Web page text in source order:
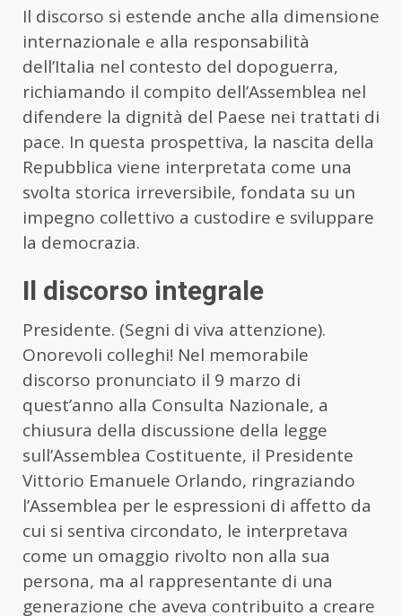
Il discorso si estende anche alla dimensione
internazionale e alla responsabilità
dell’Italia nel contesto del dopoguerra,
richiamando il compito dell’Assemblea nel
difendere la dignità del Paese nei trattati di
pace. In questa prospettiva, la nascita della
Repubblica viene interpretata come una
svolta storica irreversibile, fondata su un
impegno collettivo a custodire e sviluppare
la democrazia.
Il discorso integrale
Presidente. (Segni di viva attenzione).
Onorevoli colleghi! Nel memorabile
discorso pronunciato il 9 marzo di
quest’anno alla Consulta Nazionale, a
chiusura della discussione della legge
sull’Assemblea Costituente, il Presidente
Vittorio Emanuele Orlando, ringraziando
l’Assemblea per le espressioni di affetto da
cui si sentiva circondato, le interpretava
come un omaggio rivolto non alla sua
persona, ma al rappresentante di una
generazione che aveva contribuito a creare